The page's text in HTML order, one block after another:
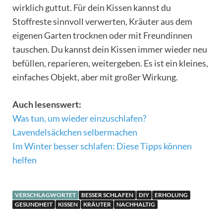
wirklich guttut. Für dein Kissen kannst du
Stoffreste sinnvoll verwerten, Kräuter aus dem
eigenen Garten trocknen oder mit Freundinnen
tauschen. Du kannst dein Kissen immer wieder neu
befüllen, reparieren, weitergeben. Es ist ein kleines,
einfaches Objekt, aber mit großer Wirkung.
Auch lesenswert:
Was tun, um wieder einzuschlafen?
Lavendelsäckchen selbermachen
Im Winter besser schlafen: Diese Tipps können
helfen
VERSCHLAGWORTET BESSER SCHLAFEN DIY
ERHOLUNG
GESUNDHEIT
KISSEN KRÄUTER
NACHHALTIG